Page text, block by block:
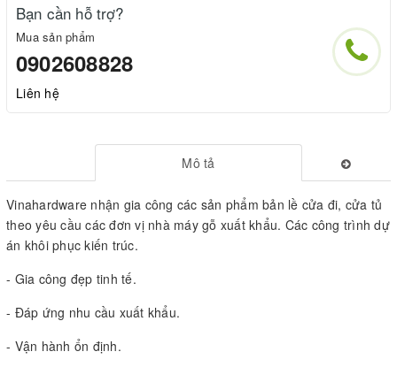
Bạn cần hỗ trợ?
Mua sản phẩm
0902608828
Liên hệ
Mô tả
Vinahardware nhận gia công các sản phẩm bản lề cửa đi, cửa tủ
theo yêu cầu các đơn vị nhà máy gỗ xuất khẩu. Các công trình dự
án khôi phục kiến trúc.
- Gia công đẹp tinh tế.
- Đáp ứng nhu cầu xuất khẩu.
- Vận hành ổn định.